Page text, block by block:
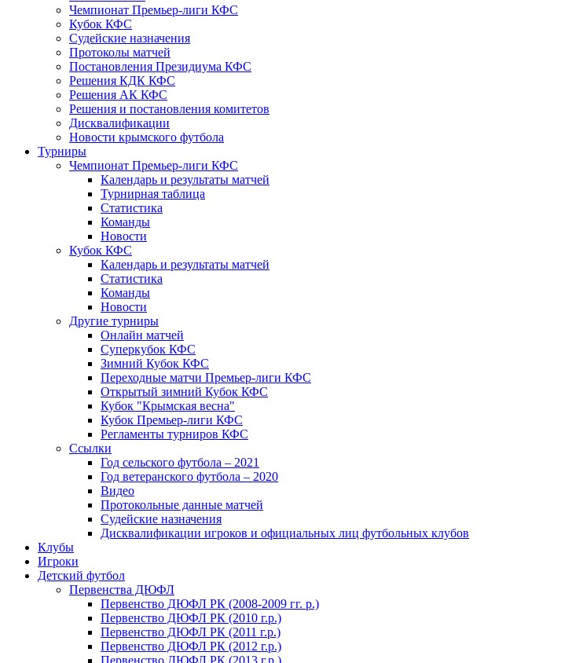
Чемпионат Премьер-лиги КФС
Кубок КФС
Судейские назначения
Протоколы матчей
Постановления Президиума КФС
Решения КДК КФС
Решения АК КФС
Решения и постановления комитетов
Дисквалификации
Новости крымского футбола
Турниры
Чемпионат Премьер-лиги КФС
Календарь и результаты матчей
Турнирная таблица
Статистика
Команды
Новости
Кубок КФС
Календарь и результаты матчей
Статистика
Команды
Новости
Другие турниры
Онлайн матчей
Суперкубок КФС
Зимний Кубок КФС
Переходные матчи Премьер-лиги КФС
Открытый зимний Кубок КФС
Кубок "Крымская весна"
Кубок Премьер-лиги КФС
Регламенты турниров КФС
Ссылки
Год сельского футбола – 2021
Год ветеранского футбола – 2020
Видео
Протокольные данные матчей
Судейские назначения
Дисквалификации игроков и официальных лиц футбольных клубов
Клубы
Игроки
Детский футбол
Первенства ДЮФЛ
Первенство ДЮФЛ РК (2008-2009 гг. р.)
Первенство ДЮФЛ РК (2010 г.р.)
Первенство ДЮФЛ РК (2011 г.р.)
Первенство ДЮФЛ РК (2012 г.р.)
Первенство ДЮФЛ РК (2013 г.р.)